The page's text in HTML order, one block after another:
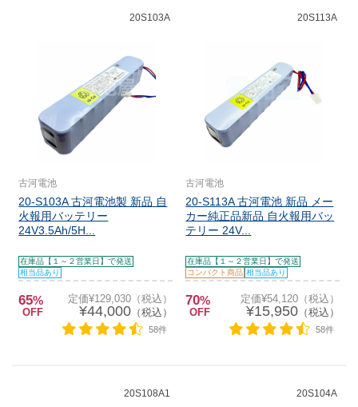
20S103A
古河電池
20-S103A 古河電池製 新品 自
火報用バッテリー
24V3.5Ah/5H...
在庫品【１～２営業日】で発送
相当品あり
65%
OFF
定価¥129,030（税込）
¥44,000（税込）
58件
20S113A
古河電池
20-S113A 古河電池 新品 メー
カー純正品新品 自火報用バッ
テリー 24V...
在庫品【１～２営業日】で発送
コンパクト商品 相当品あり
70%
OFF
定価¥54,120（税込）
¥15,950（税込）
58件
20S108A1 20S104A